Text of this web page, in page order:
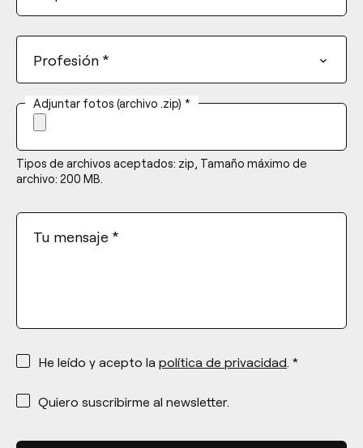
Profesión *
Adjuntar fotos (archivo .zip) *
Tipos de archivos aceptados: zip, Tamaño máximo de
archivo: 200 MB.
Tu mensaje *
*
He leído y acepto la política de privacidad. *
*
Quiero suscribirme al newsletter.